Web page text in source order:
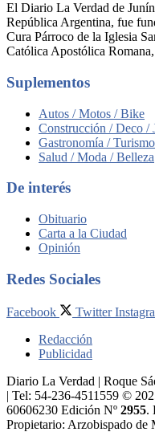
El Diario La Verdad de
República Argentina, fue
Cura Párroco de la Iglesia
Católica Apostólica
Suplementos
Autos / Motos / Bike
Construcción / Deco /
Gastronomía /
Salud / Moda / Belleza
De interés
Obituario
Carta a la Ciudad
Opinión
Redes Sociales
Facebook Twitter
Redacción
Publicidad
Diario La Verdad | Roque
| Tel: 54-236-4511559 ©
60606230 Edición Nº 2955.
Propietario:​ Arzobispado de